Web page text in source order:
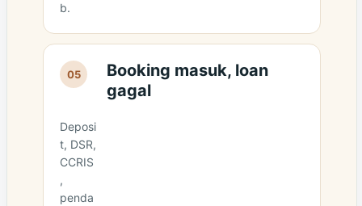
b.
05
Booking masuk, loan
gagal
Deposi
t, DSR,
CCRIS
,
penda